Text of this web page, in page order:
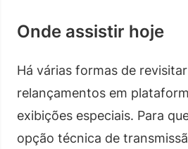
Onde assistir hoje
Há várias formas de
relançamentos em
exibições especiais. Para
opção técnica de